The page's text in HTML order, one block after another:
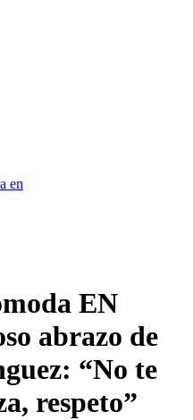
en
EN
abrazo de
“No te
respeto”